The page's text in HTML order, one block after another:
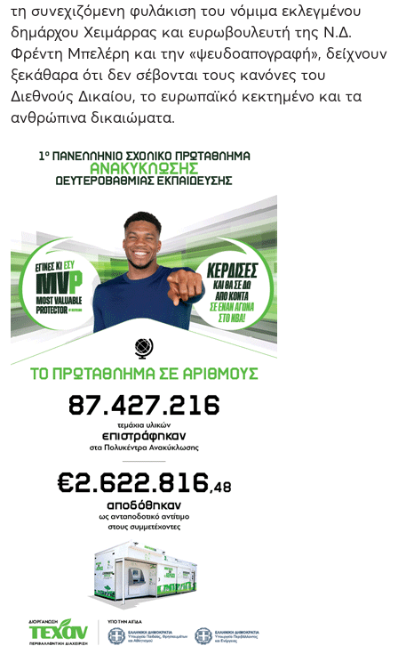
τη συνεχιζόμενη φυλάκιση του νόμιμα εκλεγμένου
δημάρχου Χειμάρρας και ευρωβουλευτή της Ν.Δ.
Φρέντη Μπελέρη και την «ψευδοαπογραφή», δείχνουν
ξεκάθαρα ότι δεν σέβονται τους κανόνες του
Διεθνούς Δικαίου, το ευρωπαϊκό κεκτημένο και τα
ανθρώπινα δικαιώματα.